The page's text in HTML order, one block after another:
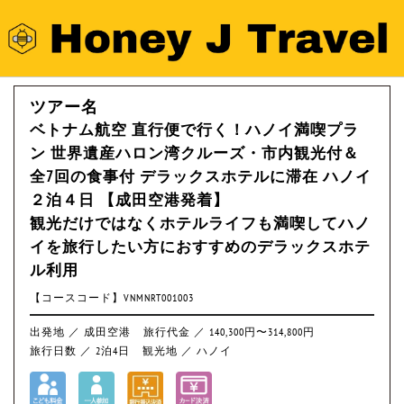
ツアー名
ベトナム航空 直行便で行く！ハノイ満喫プラ
ン 世界遺産ハロン湾クルーズ・市内観光付＆
全7回の食事付 デラックスホテルに滞在 ハノイ
２泊４日 【成田空港発着】
観光だけではなくホテルライフも満喫してハノ
イを旅行したい方におすすめのデラックスホテ
ル利用
【コースコード】VNMNRT001003
出発地 ／ 成田空港
旅行代金 ／ 140,300円〜314,800円
旅行日数 ／ 2泊4日
観光地 ／ ハノイ